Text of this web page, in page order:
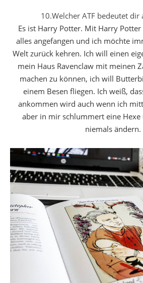
10.Welcher ATF bedeutet dir
Es ist Harry Potter. Mit Harry
alles angefangen und ich möchte
Welt zurück kehren. Ich will einen
mein Haus Ravenclaw mit meinen
machen zu können, ich will
einem Besen fliegen. Ich weiß,
ankommen wird auch wenn ich
aber in mir schlummert eine Hexe
niemals ändern.